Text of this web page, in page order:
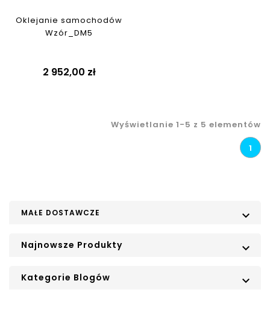
Oklejanie samochodów
Wzór_DM5
2 952,00 zł
Wyświetlanie 1-5 z 5 elementów
1
MAŁE DOSTAWCZE 
Najnowsze Produkty 
Kategorie Blogów 